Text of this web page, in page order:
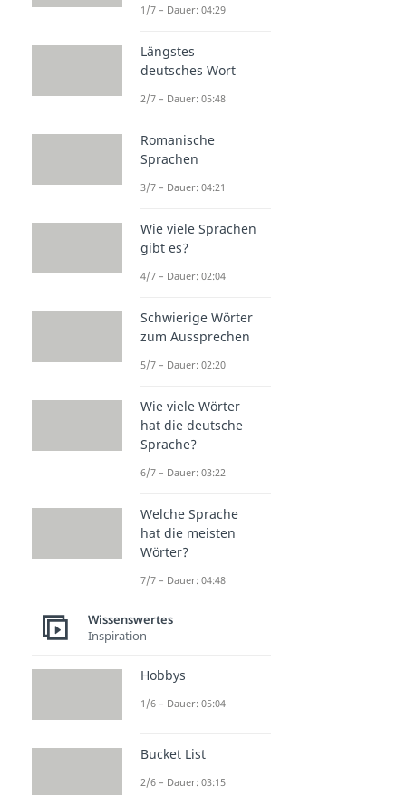
1/7 – Dauer: 04:29
Längstes
deutsches Wort
2/7 – Dauer: 05:48
Romanische
Sprachen
3/7 – Dauer: 04:21
Wie viele Sprachen
gibt es?
4/7 – Dauer: 02:04
Schwierige Wörter
zum Aussprechen
5/7 – Dauer: 02:20
Wie viele Wörter
hat die deutsche
Sprache?
6/7 – Dauer: 03:22
Welche Sprache
hat die meisten
Wörter?
7/7 – Dauer: 04:48
Wissenswertes
Inspiration
Hobbys
1/6 – Dauer: 05:04
Bucket List
2/6 – Dauer: 03:15